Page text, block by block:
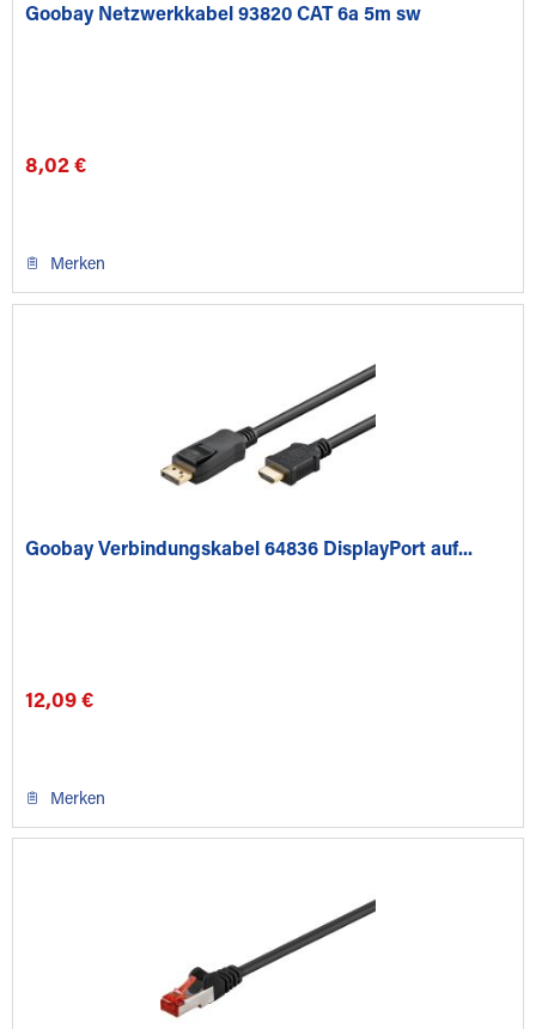
Goobay Netzwerkkabel 93820 CAT 6a 5m sw
8,02 €
Merken
Goobay Verbindungskabel 64836 DisplayPort auf...
12,09 €
Merken